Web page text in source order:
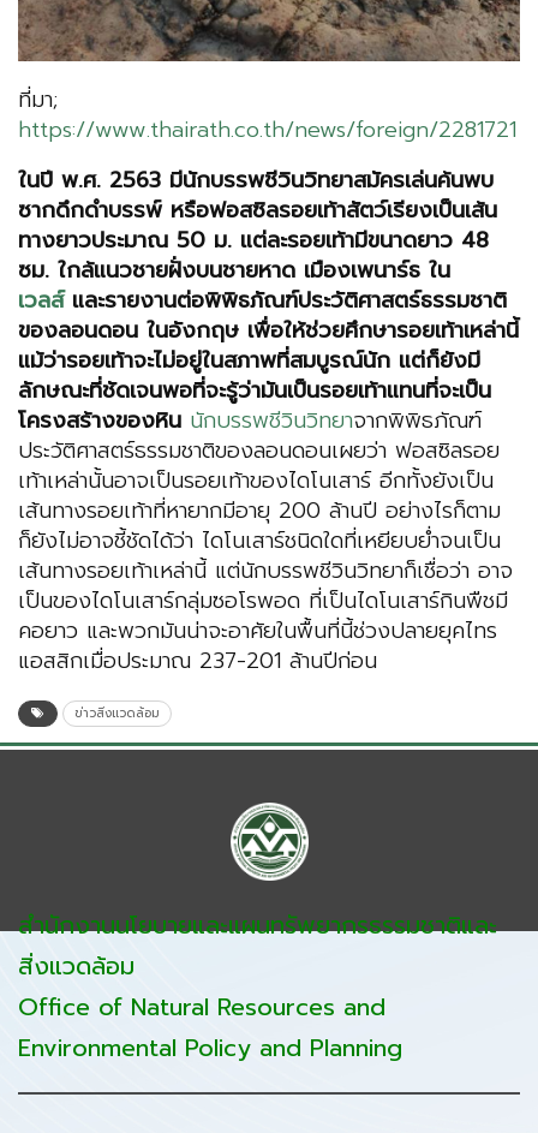
ที่มา;
https://www.thairath.co.th/news/foreign/2281721
ในปี พ.ศ. 2563 มีนักบรรพชีวินวิทยาสมัครเล่นค้นพบ
ซากดึกดำบรรพ์ หรือฟอสซิลรอยเท้าสัตว์เรียงเป็นเส้น
ทางยาวประมาณ 50 ม. แต่ละรอยเท้ามีขนาดยาว 48
ซม. ใกล้แนวชายฝั่งบนชายหาด เมืองเพนาร์ธ ใน
เวลส์และรายงานต่อพิพิธภัณฑ์ประวัติศาสตร์ธรรมชาติ
ของลอนดอน ในอังกฤษ เพื่อให้ช่วยศึกษารอยเท้าเหล่านี้
แม้ว่ารอยเท้าจะไม่อยู่ในสภาพที่สมบูรณ์นัก แต่ก็ยังมี
ลักษณะที่ชัดเจนพอที่จะรู้ว่ามันเป็นรอยเท้าแทนที่จะเป็น
โครงสร้างของหิน นักบรรพชีวินวิทยาจากพิพิธภัณฑ์
ประวัติศาสตร์ธรรมชาติของลอนดอนเผยว่า ฟอสซิลรอย
เท้าเหล่านั้นอาจเป็นรอยเท้าของไดโนเสาร์ อีกทั้งยังเป็น
เส้นทางรอยเท้าที่หายากมีอายุ 200 ล้านปี อย่างไรก็ตาม
ก็ยังไม่อาจชี้ชัดได้ว่า ไดโนเสาร์ชนิดใดที่เหยียบย่ำจนเป็น
เส้นทางรอยเท้าเหล่านี้ แต่นักบรรพชีวินวิทยาก็เชื่อว่า อาจ
เป็นของไดโนเสาร์กลุ่มซอโรพอด ที่เป็นไดโนเสาร์กินพืชมี
คอยาว และพวกมันน่าจะอาศัยในพื้นที่นี้ช่วงปลายยุคไทร
แอสสิกเมื่อประมาณ 237-201 ล้านปีก่อน
ข่าวสิ่งแวดล้อม
สำนักงานนโยบายและแผนทรัพยากรธรรมชาติและ
สิ่งแวดล้อม
Office of Natural Resources and
Environmental Policy and Planning